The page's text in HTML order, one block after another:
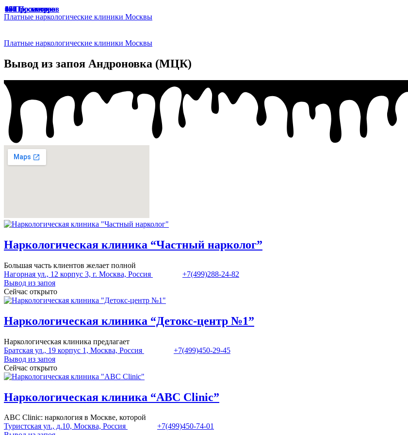
Платные наркологические клиники Москвы
Платные наркологические клиники Москвы
Вывод из запоя Андроновка (МЦК)
67 Просмотров
Наркологическая клиника “Частный нарколог”
Большая часть клиентов желает полной
Нагорная ул., 12 корпус 3, г. Москва, Россия
+7(499)288-24-82
Вывод из запоя
Сейчас открыто
65 Просмотров
Наркологическая клиника “Детокс-центр №1”
Наркологическая клиника предлагает
Братская ул., 19 корпус 1, Москва, Россия
+7(499)450-29-45
Вывод из запоя
Сейчас открыто
33 Просмотра
Наркологическая клиника “ABC Clinic”
ABC Clinic: наркология в Москве, которой
Туристская ул., д.10, Москва, Россия
+7(499)450-74-01
47 Просмотров
49 Просмотров
166 Просмотров
174 Просмотра
187 Просмотров
136 Просмотров
94 Просмотра
191 Просмотр
129 Просмотров
65 Просмотров
45 Просмотров
56 Просмотров